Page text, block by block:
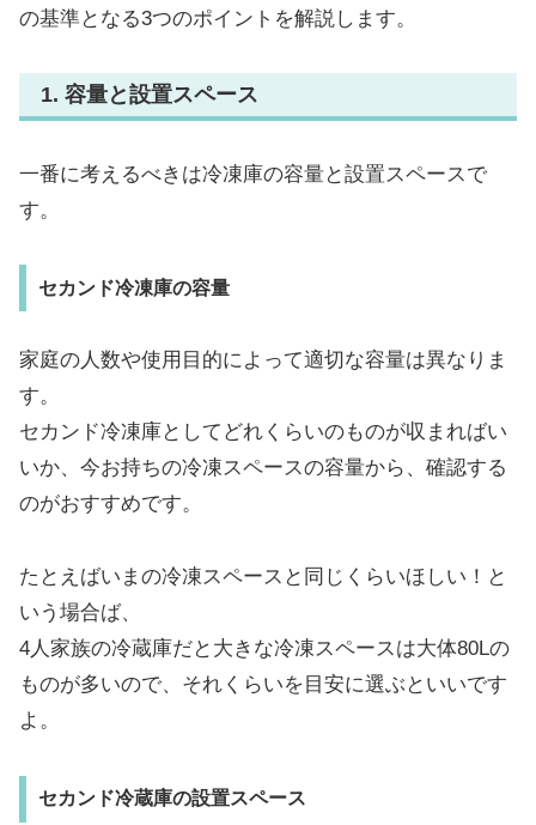
の基準となる3つのポイントを解説します。
1. 容量と設置スペース
一番に考えるべきは冷凍庫の容量と設置スペースで
す。
セカンド冷凍庫の容量
家庭の人数や使用目的によって適切な容量は異なりま
す。
セカンド冷凍庫としてどれくらいのものが収まればい
いか、今お持ちの冷凍スペースの容量から、確認する
のがおすすめです。
たとえばいまの冷凍スペースと同じくらいほしい！と
いう場合ば、
4人家族の冷蔵庫だと大きな冷凍スペースは大体80Lの
ものが多いので、それくらいを目安に選ぶといいです
よ。
セカンド冷蔵庫の設置スペース